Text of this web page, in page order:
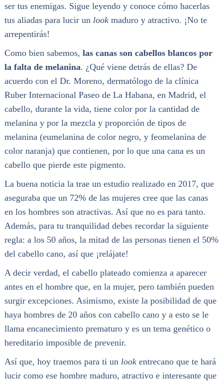
ser tus enemigas. Sigue leyendo y conoce cómo hacerlas
tus aliadas para lucir un lookmaduro y atractivo. ¡No te
arrepentirás!
Como bien sabemos, las canas son cabellos blancos por
la falta de melanina. ¿Qué viene detrás de ellas? De
acuerdo con el Dr. Moreno, dermatólogo de la clínica
Ruber Internacional Paseo de La Habana, en Madrid, el
cabello, durante la vida, tiene color por la cantidad de
melanina y por la mezcla y proporción de tipos de
melanina (eumelanina de color negro, y feomelanina de
color naranja) que contienen, por lo que una cana es un
cabello que pierde este pigmento.
La buena noticia la trae un estudio realizado en 2017, que
aseguraba que un 72% de las mujeres cree que las canas
en los hombres son atractivas. Así que no es para tanto.
Además, para tu tranquilidad debes recordar la siguiente
regla: a los 50 años, la mitad de las personas tienen el 50%
del cabello cano, así que ¡relájate!
A decir verdad, el cabello plateado comienza a aparecer
antes en el hombre que, en la mujer, pero también pueden
surgir excepciones. Asimismo, existe la posibilidad de que
haya hombres de 20 años con cabello cano y a esto se le
llama encanecimiento prematuro y es un tema genético o
hereditario imposible de prevenir.
Así que, hoy traemos para ti un lookentrecano que te hará
lucir como ese hombre maduro, atractivo e interesante que